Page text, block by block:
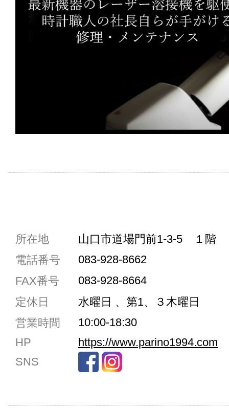
共通駐車券加盟店
共用トイレ
女性用トイレ
ベビールーム
禁煙
予約可
所在地
山口市道場門前1-3-5 １階
電話番号
083-928-8662
FAX番号
083-928-8664
定休日
水曜日 、第1、３木曜日
営業時間
10:00-18:30
HP
https://www.parino1994.com
SNS